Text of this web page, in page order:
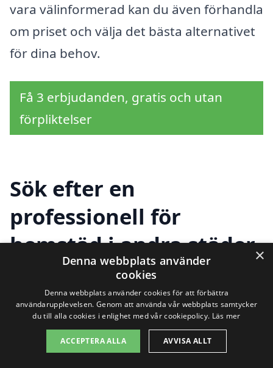
vara välinformerad kan du även förhandla
om priset och välja det bästa alternativet
för dina behov.
Få 3 erbjudanden, gratis och utan
förpliktelser
Sök efter en
professionell för
hemstäd i andra städer
nära Sibo
Att hitta ett pålitligt företag förhemstäd i
behöver inte vara komplicerat.
×
Denna webbplats använder
cookies
Denna webbplats använder cookies för att förbättra
användarupplevelsen. Genom att använda vår webbplats samtycker
du till alla cookies i enlighet med vår cookiepolicy. Läs mer
ACCEPTERA ALLA AVVISA ALLT